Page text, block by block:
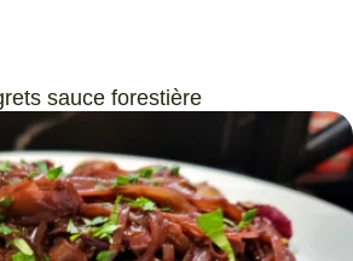
sauce forestière